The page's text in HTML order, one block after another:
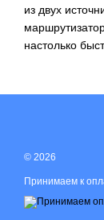
из двух
настолько
© 2026
Принимаем к